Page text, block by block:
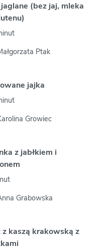
(bez jaj, mleka
Ptak
jajka
Growiec
z jabłkiem i
Grabowska
z kaszą krakowską z